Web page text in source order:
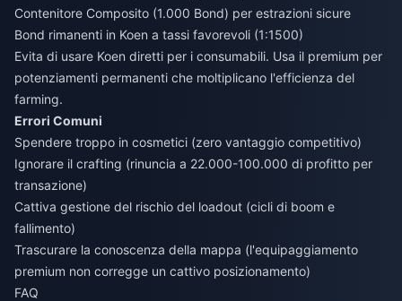
Contenitore Composito (1.000 Bond) per estrazioni sicure
Bond rimanenti in Koen a tassi favorevoli (1:1500)
Evita di usare Koen diretti per i consumabili. Usa il premium per
potenziamenti permanenti che moltiplicano l'efficienza del
farming.
Errori Comuni
Spendere troppo in cosmetici (zero vantaggio competitivo)
Ignorare il crafting (rinuncia a 22.000-100.000 di profitto per
transazione)
Cattiva gestione del rischio del loadout (cicli di boom e
fallimento)
Trascurare la conoscenza della mappa (l'equipaggiamento
premium non corregge un cattivo posizionamento)
FAQ